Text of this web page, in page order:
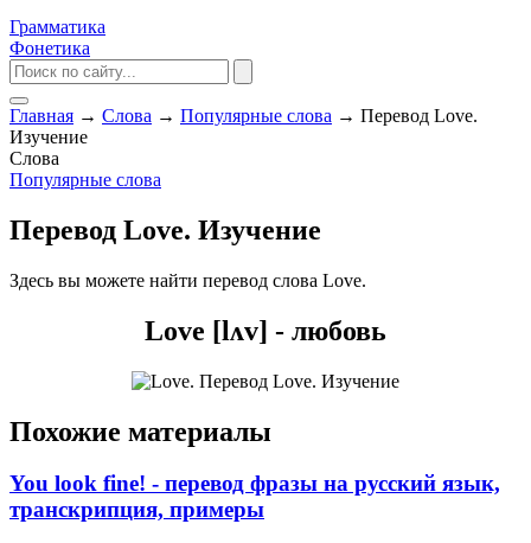
Грамматика
Фонетика
Главная → Слова → Популярные слова → Перевод Love.
Изучение
Слова
Популярные слова
Перевод Love. Изучение
Здесь вы можете найти перевод слова Love.
Love [lʌv] - любовь
Похожие материалы
You look fine! - перевод фразы на русский язык,
транскрипция, примеры